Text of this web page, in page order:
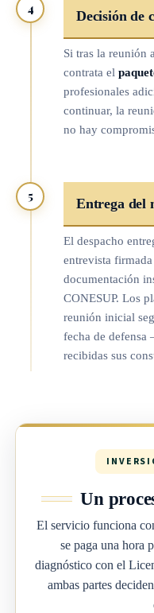
4 Decisión de
Si tras la reunión
contrata el
profesionales
continuar, la
no hay
5 Entrega del
El despacho
entrevista
documentación
CONESUP. Los
reunión inicial
fecha de defensa
recibidas sus
Un
El servicio funciona
se paga una hora
diagnóstico con el
ambas partes